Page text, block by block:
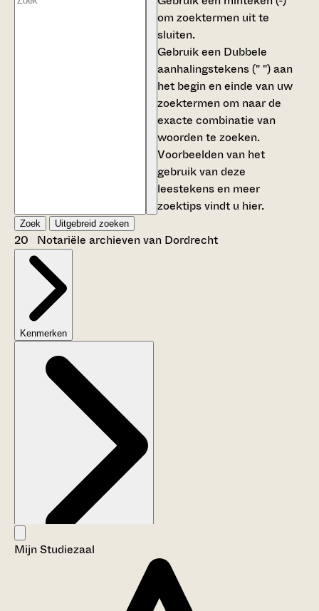
om zoektermen uit te
sluiten.
Gebruik een Dubbele
aanhalingstekens (" ")aan
het begin en einde van uw
zoektermen om naar de
exacte combinatie van
woorden te zoeken.
Voorbeelden van het
gebruik van deze
leestekens en meer
zoektips vindt u hier.
Zoek Uitgebreid zoeken
20 Notariële archieven van Dordrecht
Kenmerken
Aanwijzingen voor de gebruiker
Mijn Studiezaal